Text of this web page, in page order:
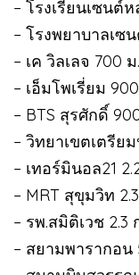
– โรงเรียนเซนต์
– โรงพยาบาลเซ
– เค วิลเลจ 700 ม.
– เอ็มโพเรี่ยม
– BTS สุรศักดิ์
– วิทยาเขตเตรีย
– เทอร์มินอล21
– MRT สุขุมวิท
– รพ.สมิติเวช 2.3
– สยามพารากอน